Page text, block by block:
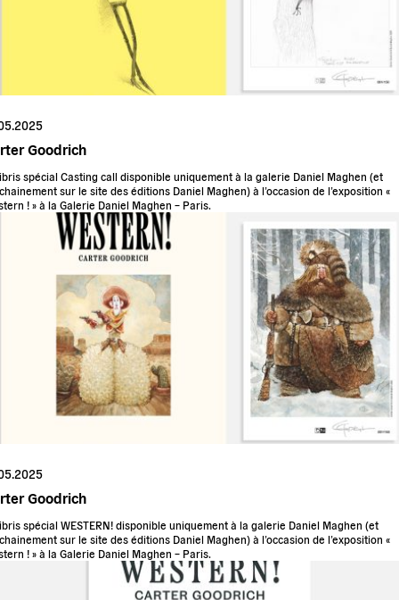
Goodrich
spécial Casting call disponible uniquement à la galerie Daniel Maghen (et
sur le site des éditions Daniel Maghen) à l’occasion de l’exposition «
! » à la Galerie Daniel Maghen – Paris.
Goodrich
spécial WESTERN! disponible uniquement à la galerie Daniel Maghen (et
sur le site des éditions Daniel Maghen) à l’occasion de l’exposition «
! » à la Galerie Daniel Maghen – Paris.